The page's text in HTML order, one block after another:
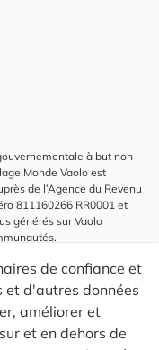
de confiance et
et d'autres données
améliorer et
et en dehors de
à but non
Monde Vaolo est
de l’Agence du Revenu
811160266 RR0001 et
générés sur Vaolo
et recevoir des